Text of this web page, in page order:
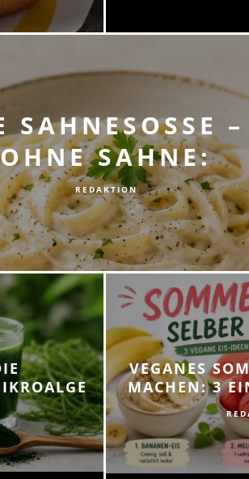
SAHNESOSSE –
HNE SAHNE:
REDAKTION
VEGANES
MACHEN: 3